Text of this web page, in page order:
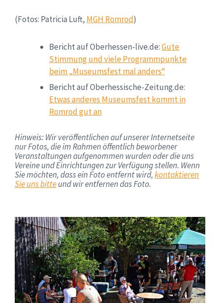
(Fotos: Patricia Luft, MGH Romrod)
Bericht auf Oberhessen-live.de:Gute
Stimmung und viele Programmpunkte
beim „Museumsfest mal anders“
Bericht auf Oberhessische-Zeitung.de:
Etwas anderes Museumsfest kommt in
Romrod gut an
Hinweis: Wir veröffentlichen auf unserer Internetseite
nur Fotos, die im Rahmen öffentlich beworbener
Veranstaltungen aufgenommen wurden oder die uns
Vereine und Einrichtungen zur Verfügung stellen. Wenn
Sie möchten, dass ein Foto entfernt wird,kontaktieren
Sie uns bitteund wir entfernen das Foto.